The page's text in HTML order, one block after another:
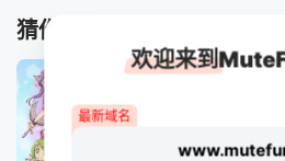
猜你喜欢
欢迎来到
最新域名